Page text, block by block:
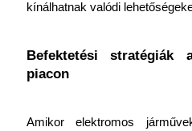
kínálhatnak valódi
Befektetési stratégiák
piacon
Amikor elektromos